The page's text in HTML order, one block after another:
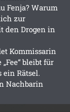
Fenja? Warum
zur
den Drogen in
Kommissarin
bleibt für
ein Rätsel.
Nachbarin